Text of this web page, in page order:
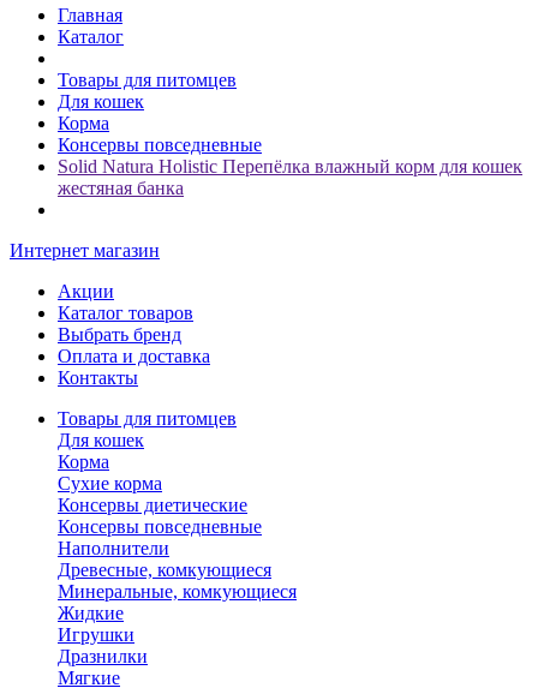
Главная
Каталог
Товары для питомцев
Для кошек
Корма
Консервы повседневные
Solid Natura Holistic Перепёлка влажный корм для кошек
жестяная банка
Интернет магазин
Акции
Каталог товаров
Выбрать бренд
Оплата и доставка
Контакты
Товары для питомцев
Для кошек
Корма
Сухие корма
Консервы диетические
Консервы повседневные
Наполнители
Древесные, комкующиеся
Минеральные, комкующиеся
Жидкие
Игрушки
Дразнилки
Мягкие